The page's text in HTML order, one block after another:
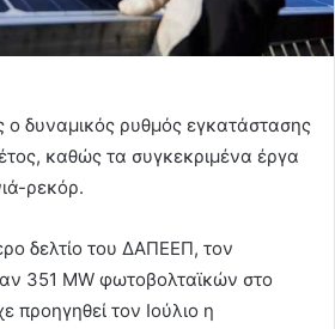
ο δυναμικός ρυθμός εγκατάστασης
καθώς τα συγκεκριμένα έργα
ρεκόρ.
δελτίο του ΔΑΠΕΕΠ, τον
351 MW φωτοβολταϊκών στο
προηγηθεί τον Ιούλιο η